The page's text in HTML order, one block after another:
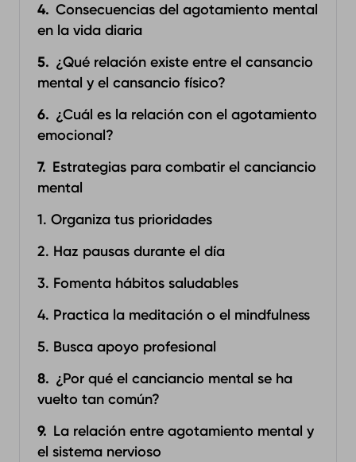
Consecuencias del agotamiento mental
en la vida diaria
¿Qué relación existe entre el cansancio
mental y el cansancio físico?
¿Cuál es la relación con el agotamiento
emocional?
Estrategias para combatir el canciancio
mental
1. Organiza tus prioridades
2. Haz pausas durante el día
3. Fomenta hábitos saludables
4. Practica la meditación o el mindfulness
5. Busca apoyo profesional
¿Por qué el canciancio mental se ha
vuelto tan común?
La relación entre agotamiento mental y
el sistema nervioso